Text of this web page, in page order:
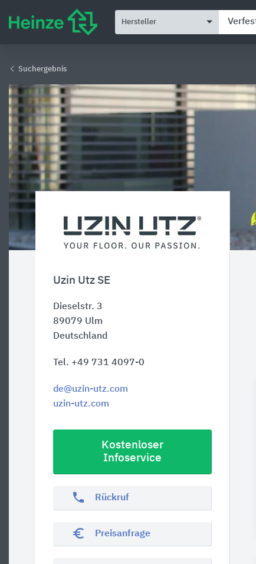
Hersteller
Suchergebnis
Uzin Utz SE
Dieselstr. 3
89079 Ulm
Deutschland
Tel. +49 731 4097-0
de@uzin-utz.com
uzin-utz.com
Kostenloser
Infoservice
phone Rückruf
euro_symbol Preisanfrage